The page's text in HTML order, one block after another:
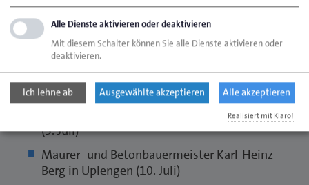
25 Jahre Betriebsjubiläum
Elektrotechnikermeister Dirk Leertouwer auf
Detlef Alting in Friedeburg (1. Juli)
MS Bauelemente Susanne Adden in Westerholt
(3. Juli)
Maurer- und Betonbauermeister Karl-Heinz
Berg in Uplengen (10. Juli)
Alle Dienste aktivieren oder deaktivieren
Mit diesem Schalter können Sie alle Dienste aktivieren oder
deaktivieren.
Ich lehne ab Ausgewählte akzeptieren Alle akzeptieren
Realisiert mit Klaro!